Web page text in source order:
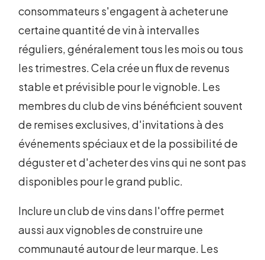
consommateurs s'engagent à acheter une
certaine quantité de vin à intervalles
réguliers, généralement tous les mois ou tous
les trimestres. Cela crée un flux de revenus
stable et prévisible pour le vignoble. Les
membres du club de vins bénéficient souvent
de remises exclusives, d'invitations à des
événements spéciaux et de la possibilité de
déguster et d'acheter des vins qui ne sont pas
disponibles pour le grand public.
Inclure un club de vins dans l'offre permet
aussi aux vignobles de construire une
communauté autour de leur marque. Les